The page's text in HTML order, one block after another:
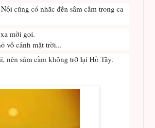
cũng có nhắc đến sâm cầm trong ca
mời gọi.
vỗ cánh mặt trời...
nên sâm cầm không trở lại Hồ Tây.